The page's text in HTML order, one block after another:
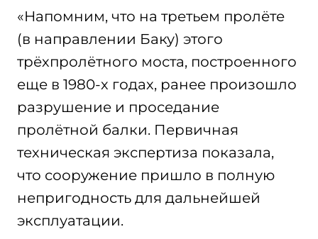
«Напомним, что на третьем пролёте
(в направлении Баку) этого
трёхпролётного моста, построенного
еще в 1980-х годах, ранее произошло
разрушение и проседание
пролётной балки. Первичная
техническая экспертиза показала,
что сооружение пришло в полную
непригодность для дальнейшей
эксплуатации.